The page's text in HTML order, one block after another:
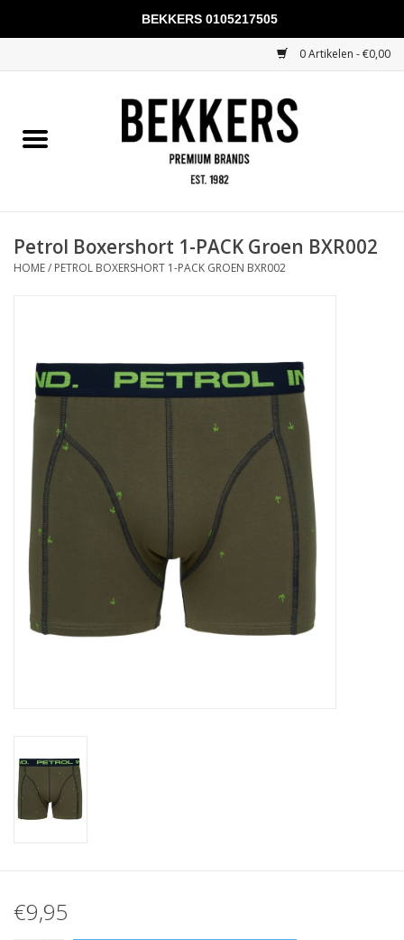
0 Artikelen - €0,00
Mannen
KADOBONNEN
Petrol Boxershort 1-PACK Groen BXR002
HOME/ PETROL BOXERSHORT 1-PACK GROEN BXR002
€9,95
BEKKERS 0105217505